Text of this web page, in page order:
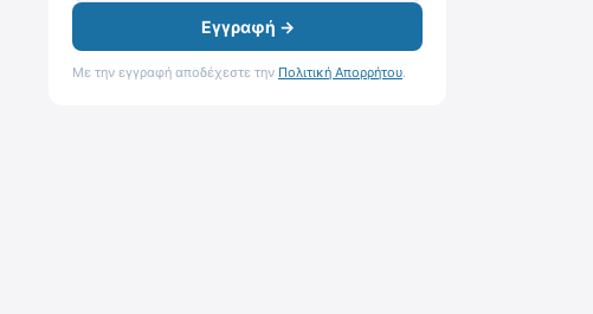
Εγγραφή →
Με την εγγραφή αποδέχεστε την Πολιτική Απορρήτου.